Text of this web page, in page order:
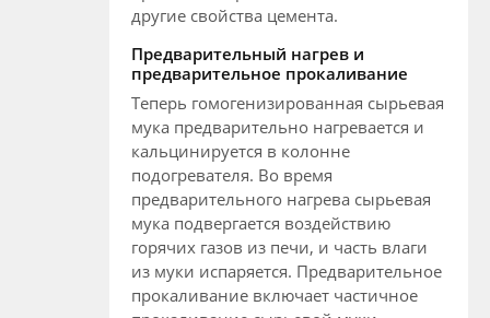
другие свойства цемента.
Предварительный нагрев и
предварительное прокаливание
Теперь гомогенизированная сырьевая
мука предварительно нагревается и
кальцинируется в колонне
подогревателя. Во время
предварительного нагрева сырьевая
мука подвергается воздействию
горячих газов из печи, и часть влаги
из муки испаряется. Предварительное
прокаливание включает частичное